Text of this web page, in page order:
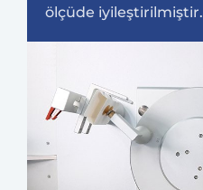
ölçüde iyileştirilmiştir.